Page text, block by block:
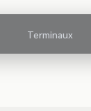
Terminaux